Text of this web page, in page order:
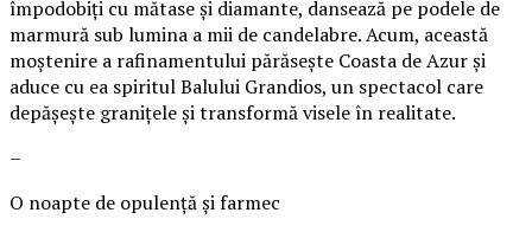
împodobiți cu mătase și diamante, dansează pe podele de
marmură sub lumina a mii de candelabre. Acum, această
moștenire a rafinamentului părăsește Coasta de Azur și
aduce cu ea spiritul Balului Grandios, un spectacol care
depășește granițele și transformă visele în realitate.
–
O noapte de opulență și farmec